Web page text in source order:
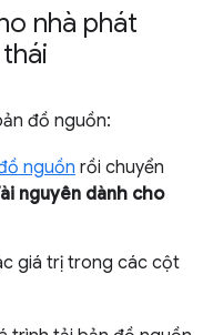
nhà phát
đồ nguồn:
nguồn rồi chuyển
nguyên dành cho
giá trị trong các cột